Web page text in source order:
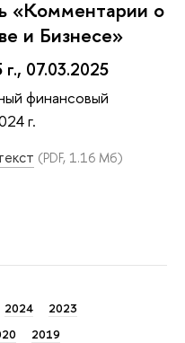
«Комментарии о
и Бизнесе»
07.03.2025
финансовый
г.
(PDF, 1.16 Мб)
2024
2023
2019